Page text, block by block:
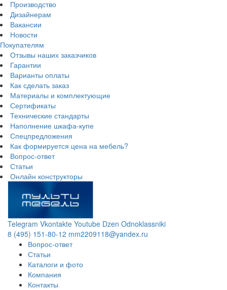
Производство
Дизайнерам
Вакансии
Новости
Покупателям
Отзывы наших заказчиков
Гарантии
Варианты оплаты
Как сделать заказ
Материалы и комплектующие
Сертификаты
Технические стандарты
Наполнение шкафа-купе
Спецпредложения
Как формируется цена на мебель?
Вопрос-ответ
Статьи
Онлайн конструкторы
Telegram Vkontakte Youtube Dzen Odnoklassniki
8 (495) 151-80-12 mm2209118@yandex.ru
Вопрос-ответ
Статьи
Каталоги и фото
Компания
Контакты